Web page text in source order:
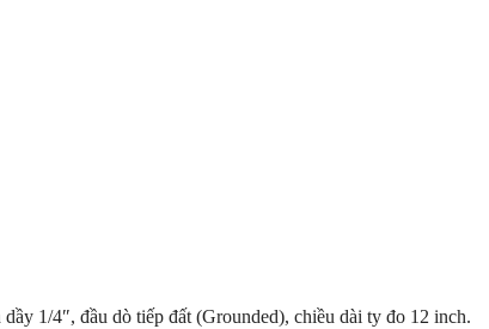
dầy 1/4″, đầu dò tiếp đất (Grounded), chiều dài ty đo 12 inch.